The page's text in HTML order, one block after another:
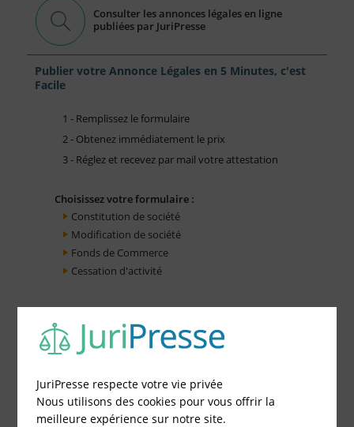
Consulter les annonces légales en ligne
publiées par JuriPresse
Publier votre Annonce Légales en 5 Minutes, c'est
Facile
1 - Remplissez le formulaire
2 - Obtenez immédiatement le prix
3 - Réglez et recevez par mail votre attestation
Choisissez votre formulaire :
Constitution de société
Modification de société
Fonds de Commerce
Cessation d'activité
JuriPresse respecte votre vie privée
Nous utilisons des cookies pour vous offrir la
meilleure expérience sur notre site.